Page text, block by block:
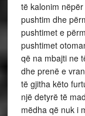
të kalonim
pushtim dhe
pushtimet e
pushtimet
që na mbajti ne
dhe prenë e
të gjitha këto
një detyrë të
mëdha që nuk i